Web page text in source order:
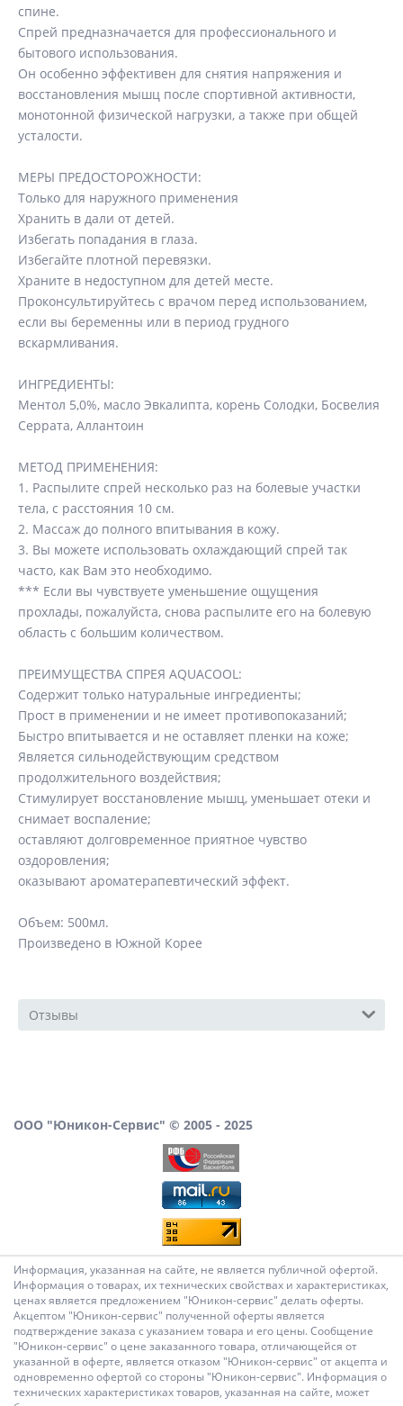
спине.
Спрей предназначается для профессионального и
бытового использования.
Он особенно эффективен для снятия напряжения и
восстановления мышц после спортивной активности,
монотонной физической нагрузки, а также при общей
усталости.
МЕРЫ ПРЕДОСТОРОЖНОСТИ:
Только для наружного применения
Хранить в дали от детей.
Избегать попадания в глаза.
Избегайте плотной перевязки.
Храните в недоступном для детей месте.
Проконсультируйтесь с врачом перед использованием,
если вы беременны или в период грудного
вскармливания.
ИНГРЕДИЕНТЫ:
Ментол 5,0%, масло Эвкалипта, корень Солодки, Босвелия
Серрата, Аллантоин
МЕТОД ПРИМЕНЕНИЯ:
1. Распылите спрей несколько раз на болевые участки
тела, с расстояния 10 см.
2. Массаж до полного впитывания в кожу.
3. Вы можете использовать охлаждающий спрей так
часто, как Вам это необходимо.
*** Если вы чувствуете уменьшение ощущения
прохлады, пожалуйста, снова распылите его на болевую
область с большим количеством.
ПРЕИМУЩЕСТВА СПРЕЯ AQUACOOL:
Содержит только натуральные ингредиенты;
Прост в применении и не имеет противопоказаний;
Быстро впитывается и не оставляет пленки на коже;
Является сильнодействующим средством
продолжительного воздействия;
Стимулирует воcстановление мышц, уменьшает отеки и
снимает воспаление;
оставляют долговременное приятное чувство
оздоровления;
оказывают ароматерапевтический эффект.
Объем: 500мл.
​Произведено в Южной Корее
Отзывы
ООО "Юникон-Сервис" © 2005 - 2025
Информация, указанная на сайте, не является публичной офертой.
Информация о товарах, их технических свойствах и характеристиках,
ценах является предложением "Юникон-сервис" делать оферты.
Акцептом "Юникон-сервис" полученной оферты является
подтверждение заказа с указанием товара и его цены. Сообщение
"Юникон-сервис" о цене заказанного товара, отличающейся от
указанной в оферте, является отказом "Юникон-сервис" от акцепта и
одновременно офертой со стороны "Юникон-сервис". Информация о
технических характеристиках товаров, указанная на сайте, может